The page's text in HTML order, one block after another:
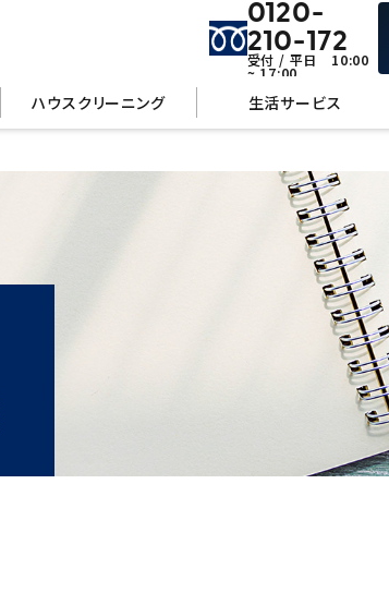
0120-
210-172
受付 / 平日 10:00
~ 17:00
ハウスクリーニング 生活サービス